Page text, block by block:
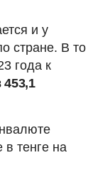
и у
стране. В то
года к
453,1
тенге на